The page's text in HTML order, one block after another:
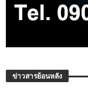
ข่าวสารย้อนหลัง